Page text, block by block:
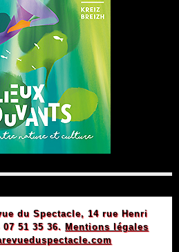
du Spectacle, 14 rue Henri
51 35 36. Mentions légales